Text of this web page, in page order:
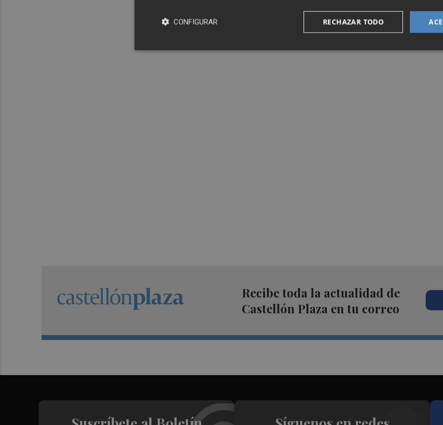
Recibe toda la actualidad de
Castellón Plaza en tu correo
RECHAZAR TODO
CONFIGURAR